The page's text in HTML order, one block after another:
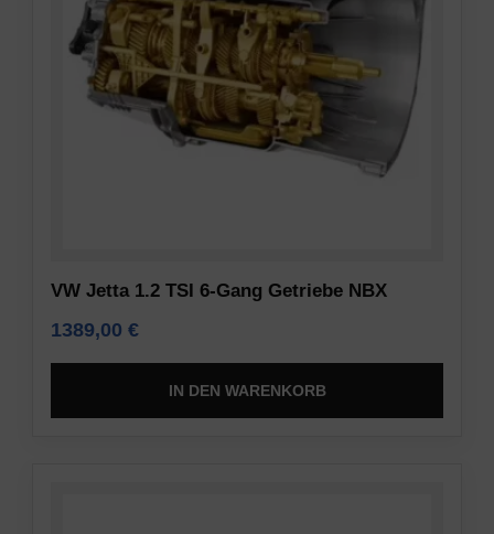
VW Jetta 1.2 TSI 6-Gang Getriebe NBX
1389,00 €
IN DEN WARENKORB